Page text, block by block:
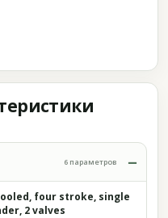
6 параметров
four stroke, single
2 valves